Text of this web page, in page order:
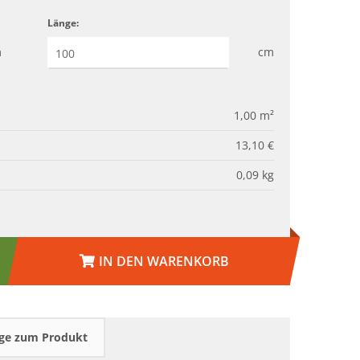
Länge:
cm
1,00 m²
13,10 €
0,09 kg
IN DEN WARENKORB
zum Produkt